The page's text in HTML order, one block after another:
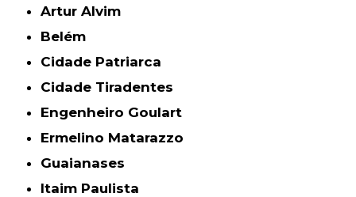
Artur Alvim
Belém
Cidade Patriarca
Cidade Tiradentes
Engenheiro Goulart
Ermelino Matarazzo
Guaianases
Itaim Paulista